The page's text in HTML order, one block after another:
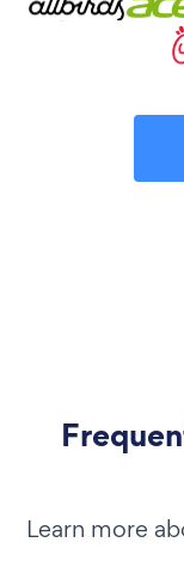
Learn more